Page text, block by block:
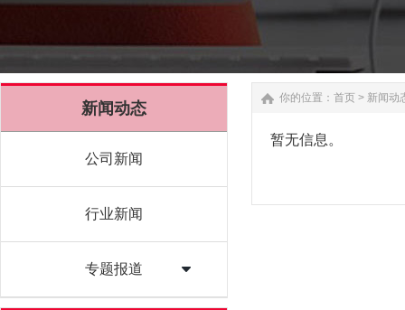
新闻动态
公司新闻
行业新闻
专题报道
你的位置： 首页 > 新闻动
暂无信息。